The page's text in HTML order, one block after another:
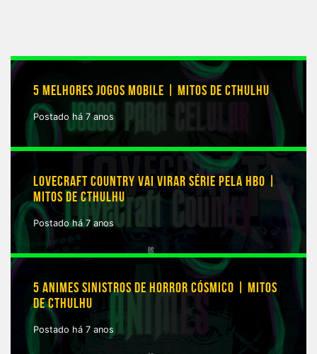
5 MELHORES JOGOS MOBILE | MITOS DE CTHULHU
Postado há 7 anos
LOVECRAFT COUNTRY VAI VIRAR SÉRIE PELA HBO |
MITOS DE CTHULHU
Postado há 7 anos
5 ANIMES SINISTROS DE HORROR CÓSMICO | MITOS
DE CTHULHU
Postado há 7 anos